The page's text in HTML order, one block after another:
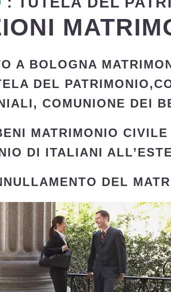
A BOLOGNA
DEL
, COMUNIONE DEI
MATRIMONIO
DI ITALIANI
DEL